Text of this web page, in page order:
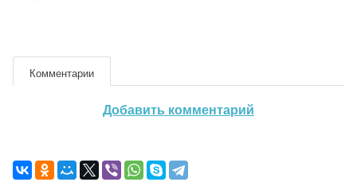
Комментарии
Добавить комментарий